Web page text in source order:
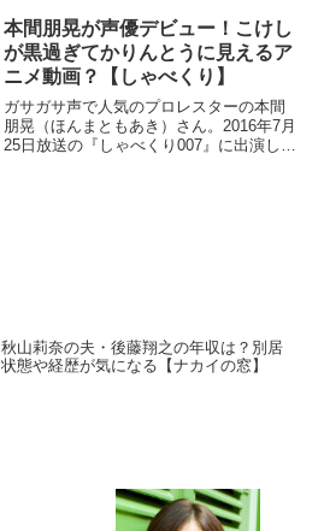
本間朋晃が声優デビュー！こけし
が黒過ぎてかりんとうに見えるア
ニメ動画？【しゃべくり】
ガサガサ声で人気のプロレスターの本間
朋晃（ほんまともあき）さん。2016年7月
25日放送の『しゃべくり007』に出演しま
秋山莉奈の夫・後藤翔之の年収は？別居
状態や経歴が気になる【ナカイの窓】